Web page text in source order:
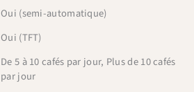
Oui (semi-automatique)
Oui (TFT)
De 5 à 10 cafés par jour, Plus de 10 cafés
par jour